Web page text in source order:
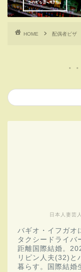
HOME 配偶者ビザ
日本人妻芸
バギオ・イフガオ
タクシードライバ
距離国際結婚。
リピン人夫(32)と
暮らす。国際結婚